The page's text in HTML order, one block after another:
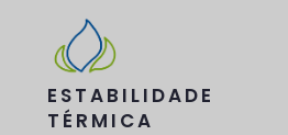
ESTABILIDADE
TÉRMICA